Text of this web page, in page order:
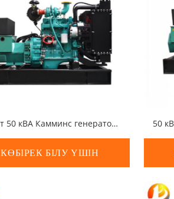
40 кВт 50 кВА Камминс генераторы
КӨБІРЕК БІЛУ ҮШІН